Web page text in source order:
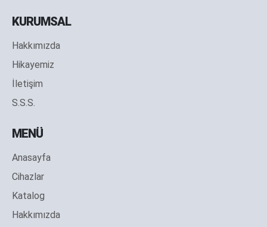
KURUMSAL
Hakkımızda
Hikayemiz
İletişim
S.S.S.
MENÜ
Anasayfa
Cihazlar
Katalog
Hakkımızda